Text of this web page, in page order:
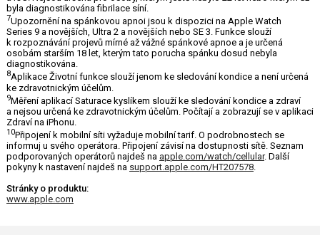
byla diagnostikována fibrilace síní.
7Upozornění na spánkovou apnoi jsou k dispozici na Apple Watch
Series 9 a novějších, Ultra 2 a novějších nebo SE 3. Funkce slouží
k rozpoznávání projevů mírné až vážné spánkové apnoe a je určená
osobám starším 18 let, kterým tato porucha spánku dosud nebyla
diagnostikována.
8Aplikace Životní funkce slouží jenom ke sledování kondice a není určená
ke zdravotnickým účelům.
9Měření aplikací Saturace kyslíkem slouží ke sledování kondice a zdraví
a nejsou určená ke zdravotnickým účelům. Počítají a zobrazují se v aplikaci
Zdraví na iPhonu.
10Připojení k mobilní síti vyžaduje mobilní tarif. O podrobnostech se
informuj u svého operátora. Připojení závisí na dostupnosti sítě. Seznam
podporovaných operátorů najdeš na apple.com/watch/cellular. Další
pokyny k nastavení najdeš na support.apple.com/HT207578.
Stránky o produktu:
www.apple.com